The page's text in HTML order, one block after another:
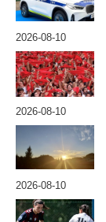
2026-08-10
2026-08-10
2026-08-10